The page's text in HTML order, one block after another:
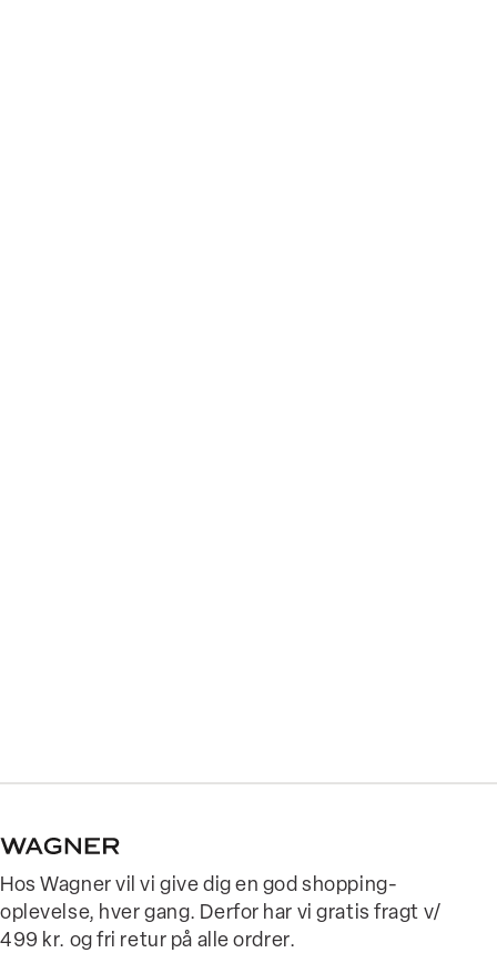
Hos Wagner vil vi give dig en god shopping-
oplevelse, hver gang. Derfor har vi gratis fragt v/
499 kr. og fri retur på alle ordrer.